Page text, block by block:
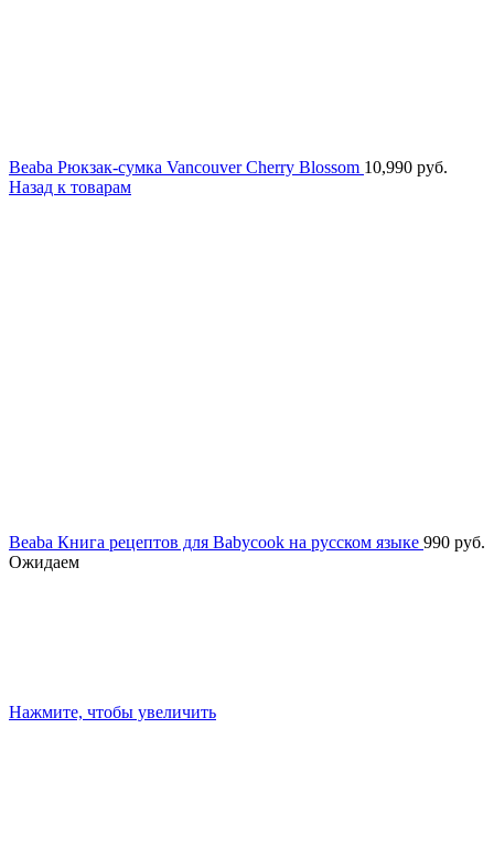
Beaba Рюкзак-сумка Vancouver Cherry Blossom 10,990 руб.
Назад к товарам
Beaba Книга рецептов для Babycook на русском языке 990 руб.
Ожидаем
Нажмите, чтобы увеличить